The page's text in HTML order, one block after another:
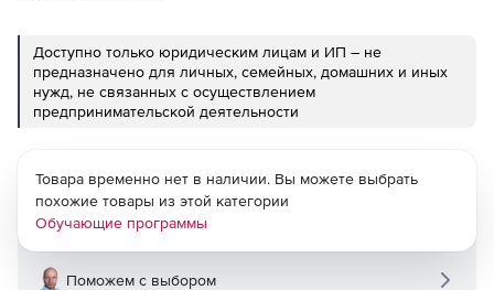
Доступно только юридическим лицам и ИП – не
предназначено для личных, семейных, домашних и иных
нужд, не связанных с осуществлением
предпринимательской деятельности
Товара временно нет в наличии. Вы можете выбрать
похожие товары из этой категории
Обучающие программы
Поможем с выбором